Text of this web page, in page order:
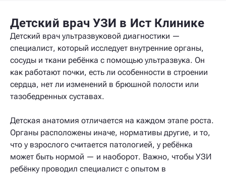
Детский врач УЗИ в Ист Клинике
Детский врач ультразвуковой диагностики —
специалист, который исследует внутренние органы,
сосуды и ткани ребёнка с помощью ультразвука. Он
как работают почки, есть ли особенности в строении
сердца, нет ли изменений в брюшной полости или
тазобедренных суставах.
Детская анатомия отличается на каждом этапе роста.
Органы расположены иначе, нормативы другие, и то,
что у взрослого считается патологией, у ребёнка
может быть нормой — и наоборот. Важно, чтобы УЗИ
ребёнку проводил специалист с опытом в